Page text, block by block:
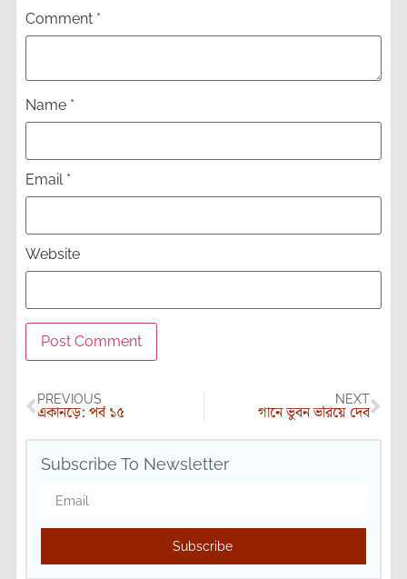
Comment *
Name *
Email *
Website
PREVIOUS
একানড়ে: পর্ব ১৫
NEXT
গানে ভুবন ভরিয়ে দেব
Subscribe To Newsletter
Subscribe